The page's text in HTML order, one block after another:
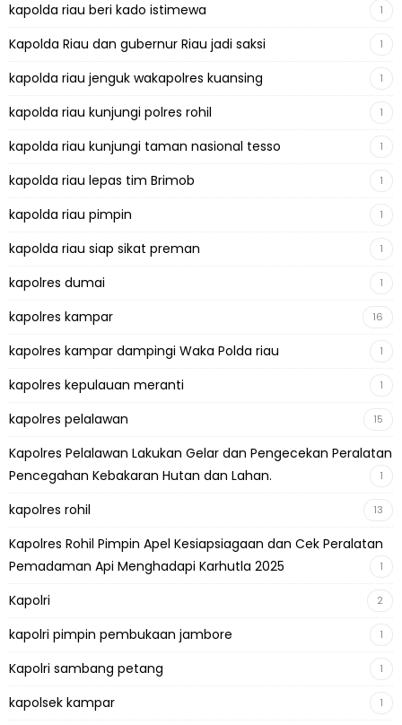
kapolda riau beri kado istimewa 1
Kapolda Riau dan gubernur Riau jadi saksi 1
kapolda riau jenguk wakapolres kuansing 1
kapolda riau kunjungi polres rohil 1
kapolda riau kunjungi taman nasional tesso 1
kapolda riau lepas tim Brimob 1
kapolda riau pimpin 1
kapolda riau siap sikat preman 1
kapolres dumai 1
kapolres kampar 16
kapolres kampar dampingi Waka Polda riau 1
kapolres kepulauan meranti 1
kapolres pelalawan 15
Kapolres Pelalawan Lakukan Gelar dan Pengecekan Peralatan
Pencegahan Kebakaran Hutan dan Lahan.
1
kapolres rohil 13
Kapolres Rohil Pimpin Apel Kesiapsiagaan dan Cek Peralatan
Pemadaman Api Menghadapi Karhutla 2025
1
Kapolri 2
kapolri pimpin pembukaan jambore 1
Kapolri sambang petang 1
kapolsek kampar 1